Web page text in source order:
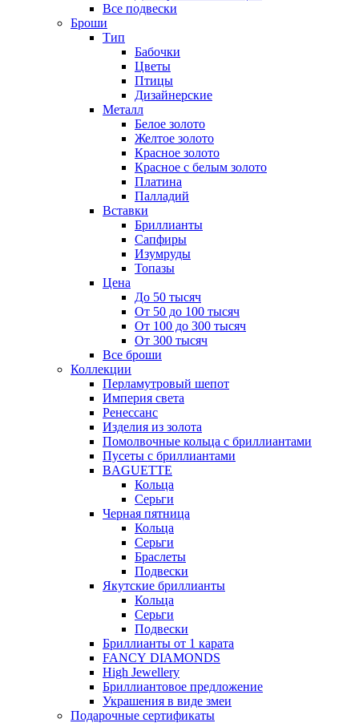
Все подвески
Броши
Тип
Бабочки
Цветы
Птицы
Дизайнерские
Металл
Белое золото
Желтое золото
Красное золото
Красное с белым золото
Платина
Палладий
Вставки
Бриллианты
Сапфиры
Изумруды
Топазы
Цена
До 50 тысяч
От 50 до 100 тысяч
От 100 до 300 тысяч
От 300 тысяч
Все броши
Коллекции
Перламутровый шепот
Империя света
Ренессанс
Изделия из золота
Помолвочные кольца с бриллиантами
Пусеты с бриллиантами
BAGUETTE
Кольца
Серьги
Черная пятница
Кольца
Серьги
Браслеты
Подвески
Якутские бриллианты
Кольца
Серьги
Подвески
Бриллианты от 1 карата
FANCY DIAMONDS
High Jewellery
Бриллиантовое предложение
Украшения в виде змеи
Подарочные сертификаты